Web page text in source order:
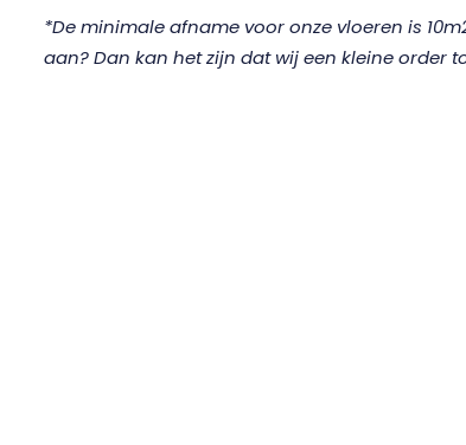
*De minimale afname voor onze vloeren is
aan? Dan kan het zijn dat wij een kleine order